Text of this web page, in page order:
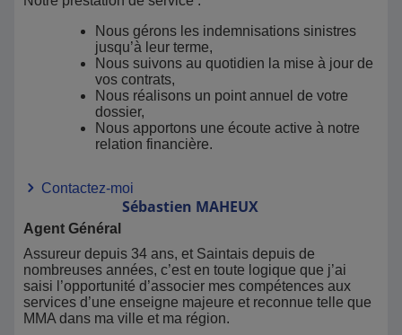
Nous gérons les indemnisations sinistres
jusqu’à leur terme,
Nous suivons au quotidien la mise à jour de
vos contrats,
Nous réalisons un point annuel de votre
dossier,
Nous apportons une écoute active à notre
relation financière.
Contactez-moi
Sébastien MAHEUX
Agent Général
Assureur depuis 34 ans, et Saintais depuis de
nombreuses années, c’est en toute logique que j’ai
saisi l’opportunité d’associer mes compétences aux
services d’une enseigne majeure et reconnue telle que
MMA dans ma ville et ma région.